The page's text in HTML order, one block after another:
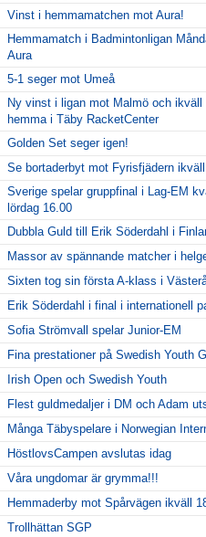
Vinst i hemmamatchen mot Aura!
Hemmamatch i Badmintonligan
Aura
5-1 seger mot Umeå
Ny vinst i ligan mot Malmö och ikväll
hemma i Täby RacketCenter
Golden Set seger igen!
Se bortaderbyt mot Fyrisfjädern
Sverige spelar gruppfinal i Lag-EM
lördag 16.00
Dubbla Guld till Erik Söderdahl i
Massor av spännande matcher i
Sixten tog sin första A-klass i
Erik Söderdahl i final i internationell
Sofia Strömvall spelar Junior-EM
Fina prestationer på Swedish Youth
Irish Open och Swedish Youth
Flest guldmedaljer i DM och Adam
Många Täbyspelare i Norwegian
HöstlovsCampen avslutas idag
Våra ungdomar är grymma!!!
Hemmaderby mot Spårvägen ikväll
Trollhättan SGP